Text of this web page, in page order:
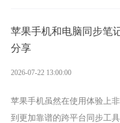
苹果手机和电脑同步笔
分享
2026-07-22 13:00:00
苹果手机虽然在使用体验上
到更加靠谱的跨平台同步工